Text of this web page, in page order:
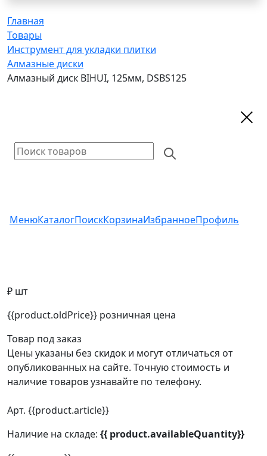
Главная
Товары
Инструмент для укладки плитки
Алмазные диски
Алмазный диск BIHUI, 125мм, DSBS125
МенюКаталогПоискКорзинаИзбранноеПрофиль
₽ шт
{{product.oldPrice}} розничная цена
Товар под заказ
Цены указаны без скидок и могут отличаться от
опубликованных на сайте. Точную стоимость и
наличие товаров узнавайте по телефону.
Арт. {{product.article}}
Наличие на складе: {{ product.availableQuantity}}